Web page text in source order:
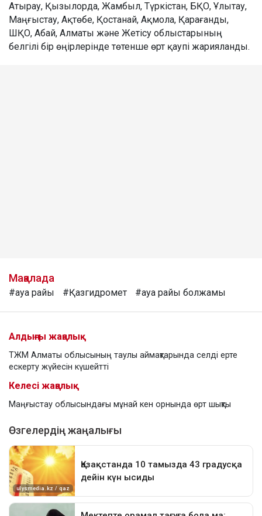
Атырау, Қызылорда, Жамбыл, Түркістан, БҚО, Ұлытау,
Маңғыстау, Ақтөбе, Қостанай, Ақмола, Қарағанды,
ШҚО, Абай, Алматы және Жетісу облыстарының
белгілі бір өңірлерінде төтенше өрт қаупі жарияланды.
Мақалада
#ауа райы #Қазгидромет #ауа райы болжамы
Алдыңғы жаңалық
ТЖМ Алматы облысының таулы аймақтарында селді ерте
ескерту жүйесін күшейтті
Келесі жаңалық
Маңғыстау облысындағы мұнай кен орнында өрт шықты